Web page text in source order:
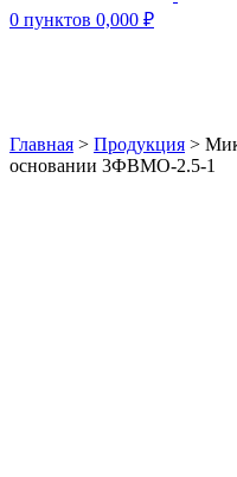
0 пунктов 0,000 ₽
Главная > Продукция >
основании 3ФВМO-2.5-1